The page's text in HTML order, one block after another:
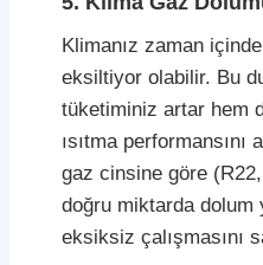
Klimanız zaman
eksiltiyor olabilir. Bu
tüketiminiz artar hem
ısıtma performansını
gaz cinsine göre
doğru miktarda dolum
eksiksiz çalışmasını